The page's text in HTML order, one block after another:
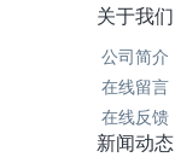
关于我们
公司简介
在线留言
在线反馈
新闻动态